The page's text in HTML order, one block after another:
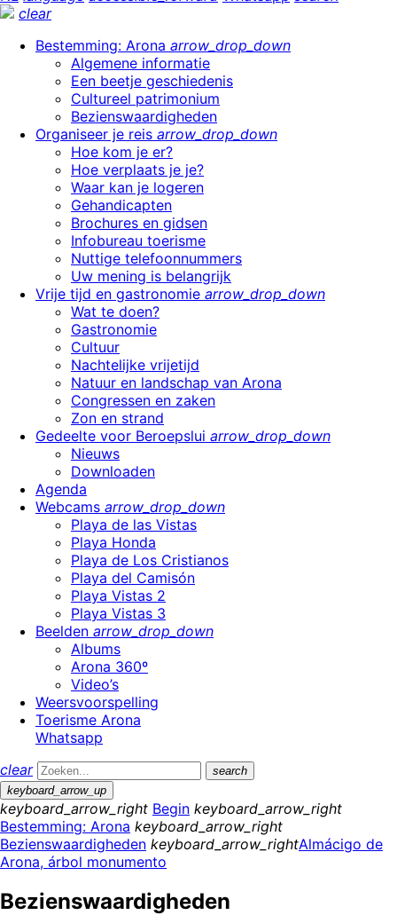
clear
Bestemming: Arona arrow_drop_down
Algemene informatie
Een beetje geschiedenis
Cultureel patrimonium
Bezienswaardigheden
Organiseer je reis arrow_drop_down
Hoe kom je er?
Hoe verplaats je je?
Waar kan je logeren
Gehandicapten
Brochures en gidsen
Infobureau toerisme
Nuttige telefoonnummers
Uw mening is belangrijk
Vrije tijd en gastronomie arrow_drop_down
Wat te doen?
Gastronomie
Cultuur
Nachtelijke vrijetijd
Natuur en landschap van Arona
Congressen en zaken
Zon en strand
Gedeelte voor Beroepslui arrow_drop_down
Nieuws
Downloaden
Agenda
Webcams arrow_drop_down
Playa de las Vistas
Playa Honda
Playa de Los Cristianos
Playa del Camisón
Playa Vistas 2
Playa Vistas 3
Beelden arrow_drop_down
Albums
Arona 360º
Video’s
Weersvoorspelling
Toerisme Arona
Whatsapp
clear
search
keyboard_arrow_up
keyboard_arrow_right Begin keyboard_arrow_right
Bestemming: Arona keyboard_arrow_right
Bezienswaardigheden keyboard_arrow_rightAlmácigo de
Arona, árbol monumento
Bezienswaardigheden